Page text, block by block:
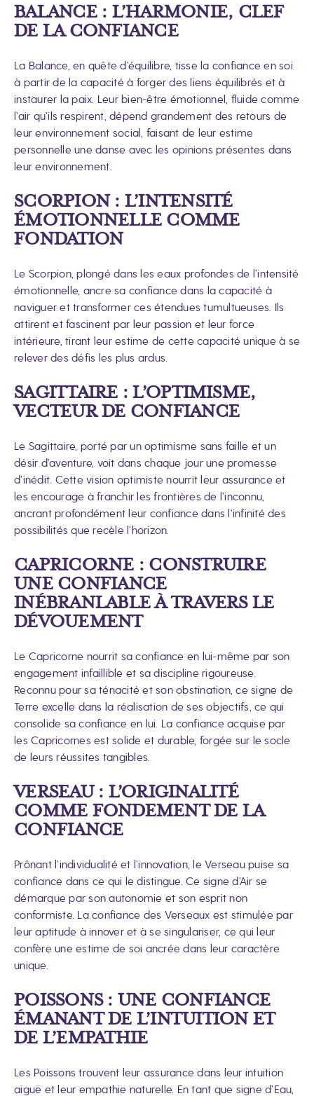
BALANCE : L’HARMONIE, CLEF
DE LA CONFIANCE
La Balance, en quête d’équilibre, tisse la confiance en soi
à partir de la capacité à forger des liens équilibrés et à
instaurer la paix. Leur bien-être émotionnel, fluide comme
l’air qu’ils respirent, dépend grandement des retours de
leur environnement social, faisant de leur estime
personnelle une danse avec les opinions présentes dans
leur environnement.
SCORPION : L’INTENSITÉ
ÉMOTIONNELLE COMME
FONDATION
Le Scorpion, plongé dans les eaux profondes de l’intensité
émotionnelle, ancre sa confiance dans la capacité à
naviguer et transformer ces étendues tumultueuses. Ils
attirent et fascinent par leur passion et leur force
intérieure, tirant leur estime de cette capacité unique à se
relever des défis les plus ardus.
SAGITTAIRE : L’OPTIMISME,
VECTEUR DE CONFIANCE
Le Sagittaire, porté par un optimisme sans faille et un
désir d’aventure, voit dans chaque jour une promesse
d’inédit. Cette vision optimiste nourrit leur assurance et
les encourage à franchir les frontières de l’inconnu,
ancrant profondément leur confiance dans l’infinité des
possibilités que recèle l’horizon.
CAPRICORNE : CONSTRUIRE
UNE CONFIANCE
INÉBRANLABLE À TRAVERS LE
DÉVOUEMENT
Le Capricorne nourrit sa confiance en lui-même par son
engagement infaillible et sa discipline rigoureuse.
Reconnu pour sa ténacité et son obstination, ce signe de
Terre excelle dans la réalisation de ses objectifs, ce qui
consolide sa confiance en lui. La confiance acquise par
les Capricornes est solide et durable, forgée sur le socle
de leurs réussites tangibles.
VERSEAU : L’ORIGINALITÉ
COMME FONDEMENT DE LA
CONFIANCE
Prônant l’individualité et l’innovation, le Verseau puise sa
confiance dans ce qui le distingue. Ce signe d’Air se
démarque par son autonomie et son esprit non
conformiste. La confiance des Verseaux est stimulée par
leur aptitude à innover et à se singulariser, ce qui leur
confère une estime de soi ancrée dans leur caractère
unique.
POISSONS : UNE CONFIANCE
ÉMANANT DE L’INTUITION ET
DE L’EMPATHIE
Les Poissons trouvent leur assurance dans leur intuition
aiguë et leur empathie naturelle. En tant que signe d’Eau,